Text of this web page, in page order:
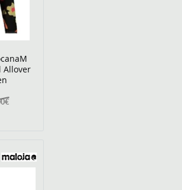
Allover